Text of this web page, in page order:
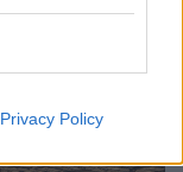
Privacy Policy